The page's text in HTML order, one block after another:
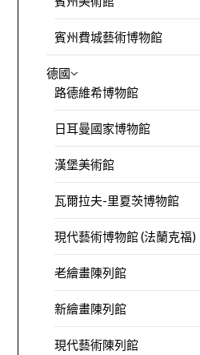
賓州費城藝術博物館
德國
路德維希博物館
日耳曼國家博物館
漢堡美術館
瓦爾拉夫-里夏茨博物館
現代藝術博物館 (法蘭克福)
老繪畫陳列館
新繪畫陳列館
現代藝術陳列館